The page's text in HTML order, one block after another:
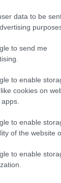
data to be
to send me
to enable
cookies on
to enable
of the website
to enable